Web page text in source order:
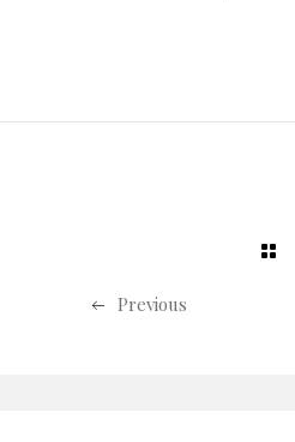
Previous